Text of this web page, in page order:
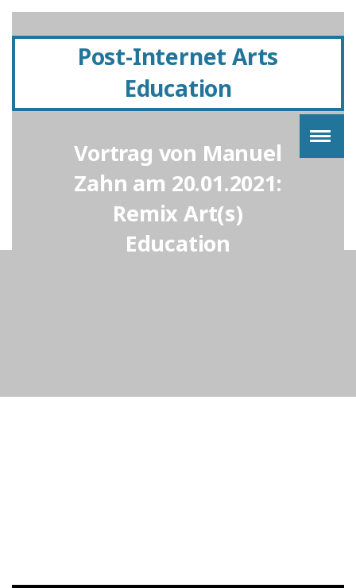
Post-Internet Arts
Education
Vortrag von Manuel
Zahn am 20.01.2021:
Remix Art(s)
Education